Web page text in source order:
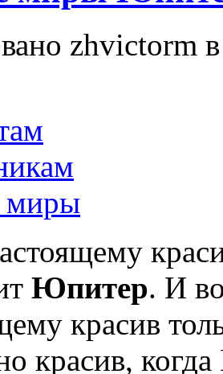
zhvictorm
миры
Юпитер. И
красив
красив,